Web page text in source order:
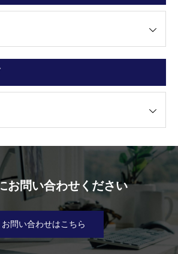
お問い合わせください
お問い合わせはこちら